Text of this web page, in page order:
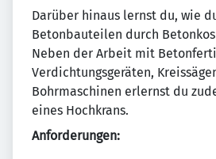
Darüber hinaus lernst du, wie
Betonbauteilen durch
Neben der Arbeit mit
Verdichtungsgeräten,
Bohrmaschinen erlernst du
eines Hochkrans.
Anforderungen: